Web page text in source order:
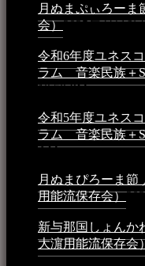
月ぬまぷぃろーま
会）2025年4月16
令和6年度ユネス
ラム 音楽民族＋
10:50 PM
令和5年度ユネス
ラム 音楽民族＋
AM
月ぬまぴろーま節
用能流保存会）
新与那国しょんか
大濵用能流保存会